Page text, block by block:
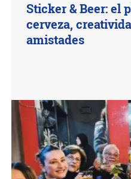
Sticker & Beer: el
cerveza,
amistades